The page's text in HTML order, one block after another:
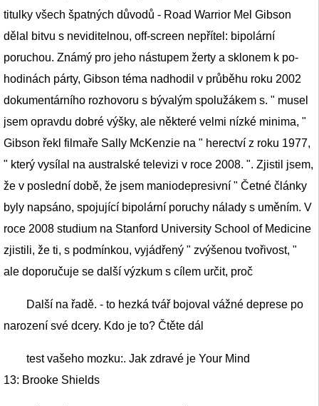
titulky všech špatných důvodů - Road Warrior Mel Gibson
dělal bitvu s neviditelnou, off-screen nepřítel: bipolární
poruchou. Známý pro jeho nástupem žerty a sklonem k po-
hodinách párty, Gibson téma nadhodil v průběhu roku 2002
dokumentárního rozhovoru s bývalým spolužákem s. " musel
jsem opravdu dobré výšky, ale některé velmi nízké minima, "
Gibson řekl filmaře Sally McKenzie na " herectví z roku 1977,
" který vysílal na australské televizi v roce 2008. ". Zjistil jsem,
že v poslední době, že jsem maniodepresivní " Četné články
byly napsáno, spojující bipolární poruchy nálady s uměním. V
roce 2008 studium na Stanford University School of Medicine
zjistili, že ti, s podmínkou, vyjádřený " zvýšenou tvořivost, "
ale doporučuje se další výzkum s cílem určit, proč
Další na řadě. - to hezká tvář bojoval vážné deprese po
narození své dcery. Kdo je to? Čtěte dál
test vašeho mozku:. Jak zdravé je Your Mind
13: Brooke Shields